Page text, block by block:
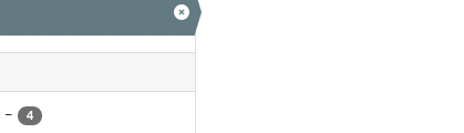
- 4